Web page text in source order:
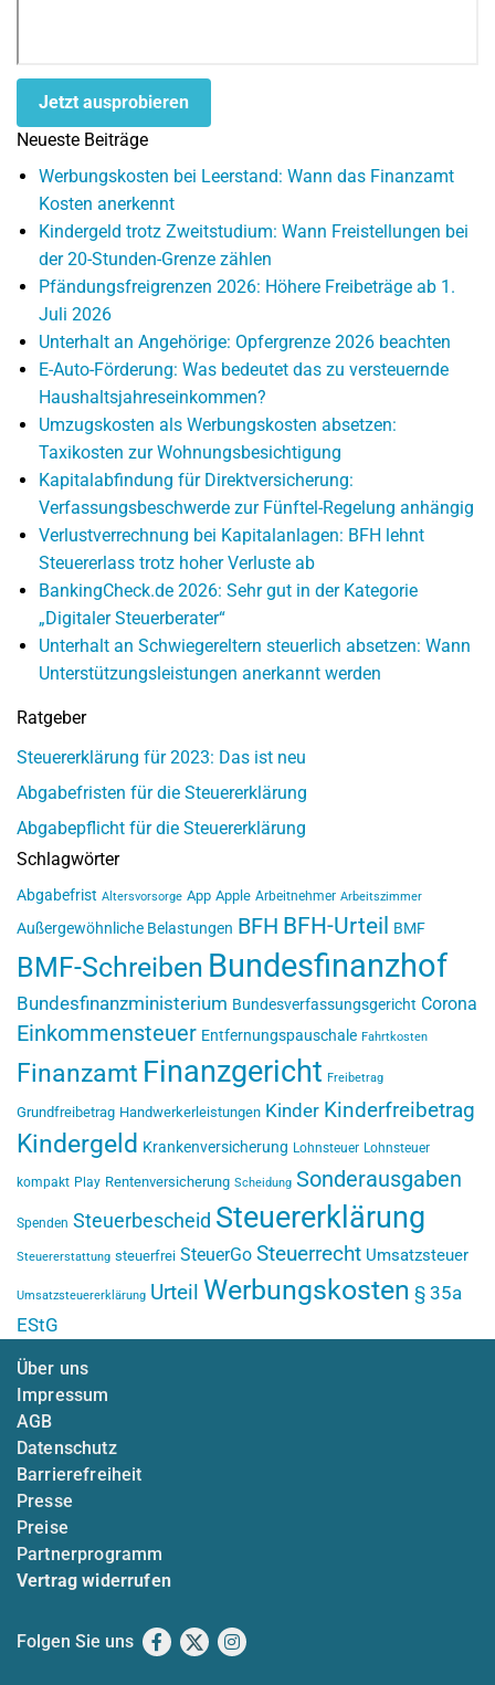
Jetzt ausprobieren
Neueste Beiträge
Werbungskosten bei Leerstand: Wann das Finanzamt
Kosten anerkennt
Kindergeld trotz Zweitstudium: Wann Freistellungen bei
der 20-Stunden-Grenze zählen
Pfändungsfreigrenzen 2026: Höhere Freibeträge ab 1.
Juli 2026
Unterhalt an Angehörige: Opfergrenze 2026 beachten
E-Auto-Förderung: Was bedeutet das zu versteuernde
Haushaltsjahreseinkommen?
Umzugskosten als Werbungskosten absetzen:
Taxikosten zur Wohnungsbesichtigung
Kapitalabfindung für Direktversicherung:
Verfassungsbeschwerde zur Fünftel-Regelung anhängig
Verlustverrechnung bei Kapitalanlagen: BFH lehnt
Steuererlass trotz hoher Verluste ab
BankingCheck.de 2026: Sehr gut in der Kategorie
„Digitaler Steuerberater“
Unterhalt an Schwiegereltern steuerlich absetzen: Wann
Unterstützungsleistungen anerkannt werden
Ratgeber
Steuererklärung für 2023: Das ist neu
Abgabefristen für die Steuererklärung
Abgabepflicht für die Steuererklärung
Schlagwörter
Abgabefrist Altersvorsorge App Apple Arbeitnehmer Arbeitszimmer
Außergewöhnliche Belastungen BFH BFH-Urteil BMF
BMF-Schreiben Bundesfinanzhof
Bundesfinanzministerium Bundesverfassungsgericht Corona
Einkommensteuer Entfernungspauschale Fahrtkosten
Finanzamt Finanzgericht Freibetrag
Grundfreibetrag Handwerkerleistungen Kinder Kinderfreibetrag
Kindergeld Krankenversicherung Lohnsteuer Lohnsteuer
kompakt Play Rentenversicherung Scheidung Sonderausgaben
Spenden Steuerbescheid Steuererklärung
Steuererstattung steuerfrei SteuerGo Steuerrecht Umsatzsteuer
Umsatzsteuererklärung Urteil Werbungskosten § 35a
EStG
Über uns
Impressum
AGB
Datenschutz
Barrierefreiheit
Presse
Preise
Partnerprogramm
Vertrag widerrufen
Folgen Sie uns Facebook
X Instagram